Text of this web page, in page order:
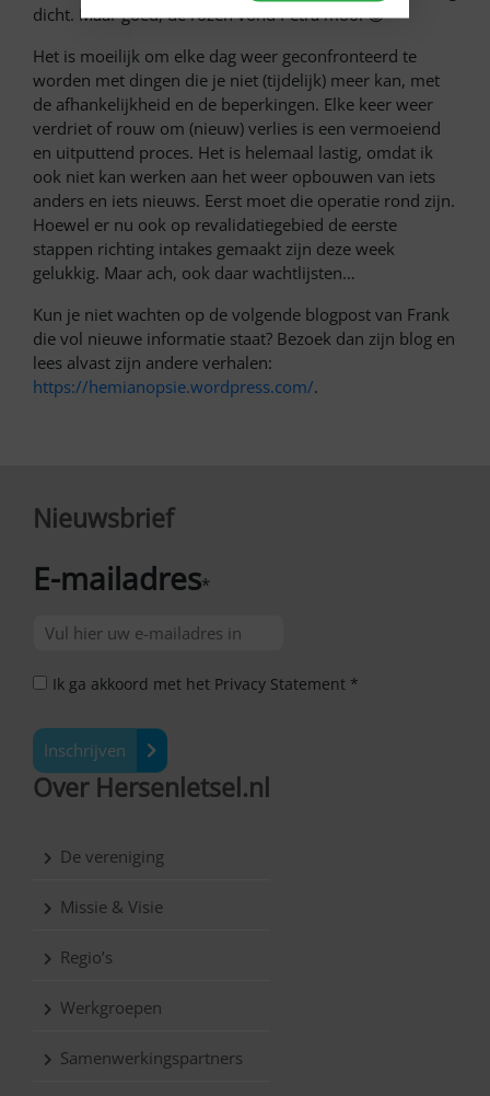
dicht. Maar goed, de rozen vond Petra mooi 😉
Het is moeilijk om elke dag weer geconfronteerd te
worden met dingen die je niet (tijdelijk) meer kan, met
de afhankelijkheid en de beperkingen. Elke keer weer
verdriet of rouw om (nieuw) verlies is een vermoeiend
en uitputtend proces. Het is helemaal lastig, omdat ik
ook niet kan werken aan het weer opbouwen van iets
anders en iets nieuws. Eerst moet die operatie rond zijn.
Hoewel er nu ook op revalidatiegebied de eerste
stappen richting intakes gemaakt zijn deze week
gelukkig. Maar ach, ook daar wachtlijsten…
Kun je niet wachten op de volgende blogpost van Frank
die vol nieuwe informatie staat? Bezoek dan zijn blog en
lees alvast zijn andere verhalen:
https://hemianopsie.wordpress.com/.
Nieuwsbrief
E-mailadres*
Ik ga akkoord met het Privacy Statement *
Inschrijven
Over Hersenletsel.nl
De vereniging
Missie & Visie
Regio’s
Werkgroepen
Samenwerkingspartners